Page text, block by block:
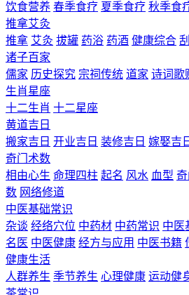
饮食营养 春季食疗 夏季食疗 秋季食
推拿艾灸
推拿 艾灸 拔罐 药浴 药酒 健康综合
诸子百家
儒家 历史探究 宗祠传统 道家 诗词歌
生肖星座
十二生肖 十二星座
黄道吉日
搬家吉日 开业吉日 装修吉日 嫁娶吉
奇门术数
相由心生 命理四柱 起名 风水 血型
数 网络修道
中医基础常识
杂谈 经络穴位 中药材 中药常识 中医
名医 中医健康 经方与应用 中医书籍
健康生活
人群养生 季节养生 心理健康 运动健